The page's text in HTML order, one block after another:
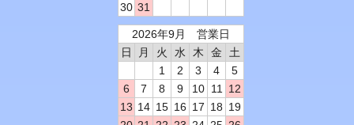
30 31
2026年9月 営業日
日
月 火 水 木 金
土
1
2 3 4
5
6
7 8 9 10 11
12
13 14 15 16 17 18 19